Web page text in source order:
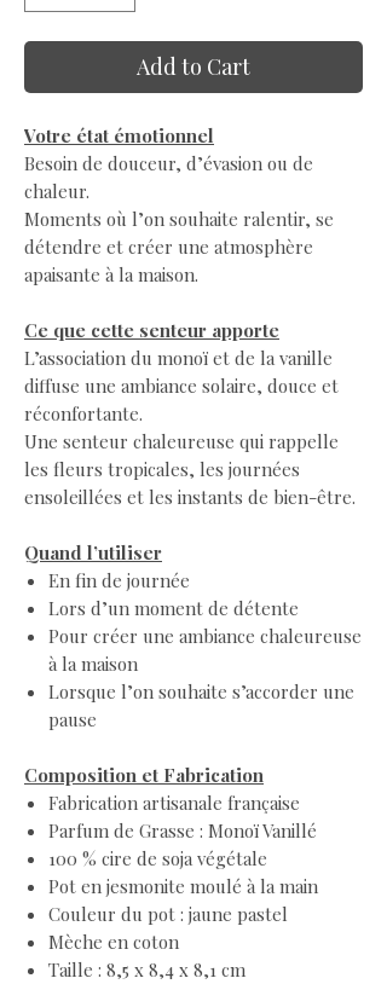
Add to Cart
Votre état émotionnel
Besoin de douceur, d’évasion ou de
chaleur.
Moments où l’on souhaite ralentir, se
détendre et créer une atmosphère
apaisante à la maison.
Ce que cette senteur apporte
L’association du monoï et de la vanille
diffuse une ambiance solaire, douce et
réconfortante.
Une senteur chaleureuse qui rappelle
les fleurs tropicales, les journées
ensoleillées et les instants de bien-être.
Quand l’utiliser
En fin de journée
Lors d’un moment de détente
Pour créer une ambiance chaleureuse
à la maison
Lorsque l’on souhaite s’accorder une
pause
Composition et Fabrication
Fabrication artisanale française
Parfum de Grasse : Monoï Vanillé
100 % cire de soja végétale
Pot en jesmonite moulé à la main
Couleur du pot : jaune pastel
Mèche en coton
Taille : 8,5 x 8,4 x 8,1 cm